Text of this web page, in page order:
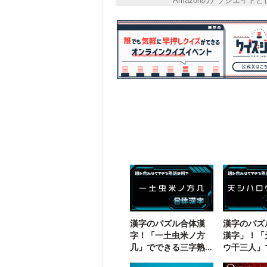
漢字のパズル合体漢
字！「一土虫米ノ方
几」でできる三字熟
漢字のパ
漢字」！
ウ干三人